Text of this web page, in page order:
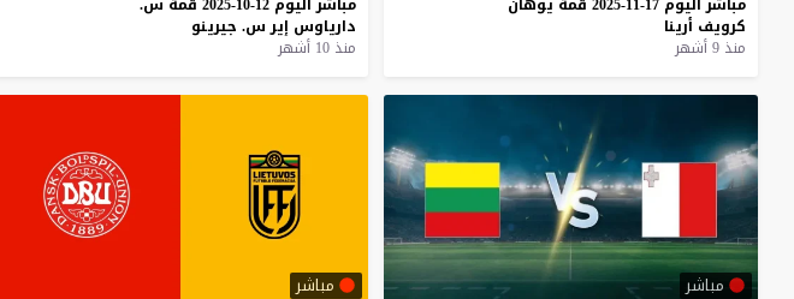
كرويف أرينا
منذ 9 أشهر
دارياوس إير س. جيرينو
منذ 10 أشهر
مباشر مباشر